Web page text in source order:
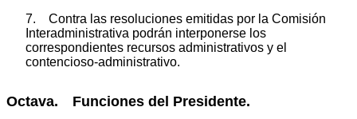
7. Contra las resoluciones emitidas por la Comisión
Interadministrativa podrán interponerse los
correspondientes recursos administrativos y el
contencioso-administrativo.
Octava. Funciones del Presidente.